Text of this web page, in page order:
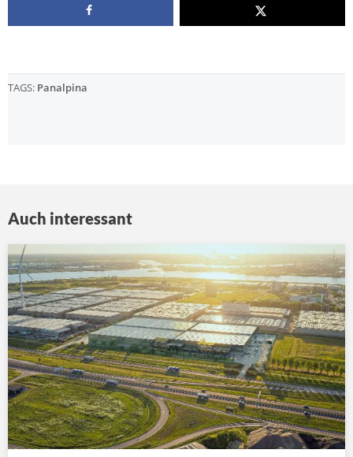
TAGS: Panalpina
Auch interessant